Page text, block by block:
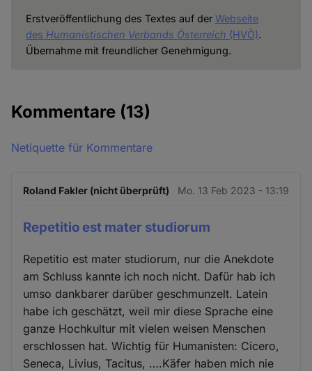
Erstveröffentlichung des Textes auf der Webseite
des Humanistischen Verbands Österreich (HVÖ).
Übernahme mit freundlicher Genehmigung.
Kommentare (13)
Netiquette für Kommentare
Roland Fakler (nicht überprüft) Mo. 13 Feb 2023 - 13:19
Repetitio est mater studiorum
Repetitio est mater studiorum, nur die Anekdote
am Schluss kannte ich noch nicht. Dafür hab ich
umso dankbarer darüber geschmunzelt. Latein
habe ich geschätzt, weil mir diese Sprache eine
ganze Hochkultur mit vielen weisen Menschen
erschlossen hat. Wichtig für Humanisten: Cicero,
Seneca, Livius, Tacitus, ….Käfer haben mich nie